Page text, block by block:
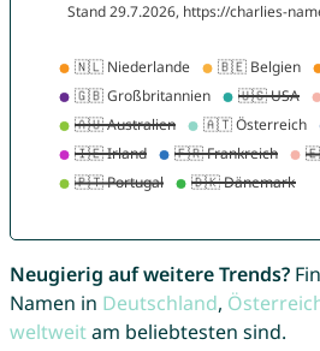
Neugierig auf weitere Trends?
Namen in Deutschland,
weltweitam beliebtesten sind.